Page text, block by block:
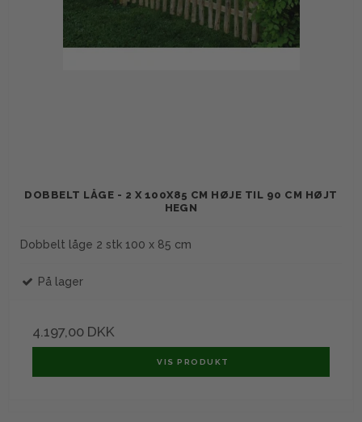
DOBBELT LÅGE - 2 X 100X85 CM HØJE TIL 90 CM HØJT
HEGN
Dobbelt låge 2 stk 100 x 85 cm
På lager
4.197,00 DKK
VIS PRODUKT